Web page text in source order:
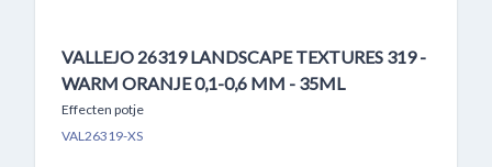
VALLEJO 26319 LANDSCAPE TEXTURES 319 -
WARM ORANJE 0,1-0,6 MM - 35ML
Effecten potje
VAL26319-XS